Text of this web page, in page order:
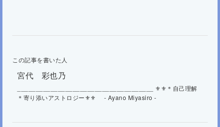
この記事を書いた人
宮代 彩也乃
_____________________________________ ⚜⚜＊自己理解
＊寄り添いアストロジー⚜⚜ - Ayano Miyasiro -